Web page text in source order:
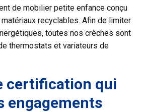
de mobilier petite enfance conçu
recyclables. Afin de limiter
toutes nos crèches sont
thermostats et variateurs de
certification qui
engagements